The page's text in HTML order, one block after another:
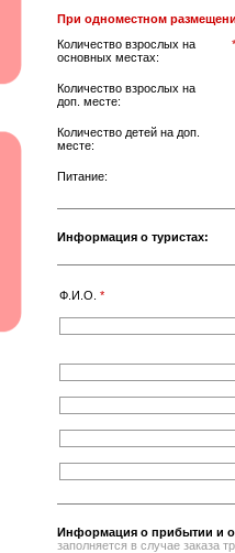
При одноместном
Количество взрослых на
основных местах:
*
Количество взрослых на
доп. месте:
Количество детей на доп.
месте:
Питание:
Информация о туристах:
Ф.И.О. *
Информация о прибытии и
заполняется в случае заказа